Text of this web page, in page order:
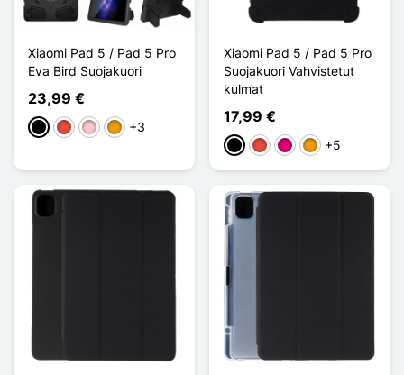
Xiaomi Pad 5 / Pad 5 Pro
Eva Bird Suojakuori
23,99 €
MustaPunainen
PinkkiOranssi
+3
Xiaomi Pad 5 / Pad 5 Pro
Suojakuori Vahvistetut
kulmat
17,99 €
MustaPunainen
Magenta
Oranssi
+5